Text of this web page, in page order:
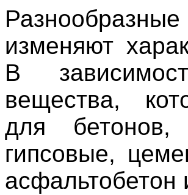
изменяют
В
вещества,
для
гипсовые,
асфальтобетон